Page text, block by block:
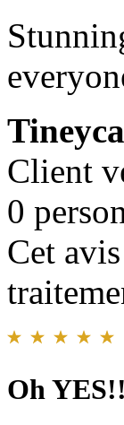
Client
0
Cet
Oh YES!!